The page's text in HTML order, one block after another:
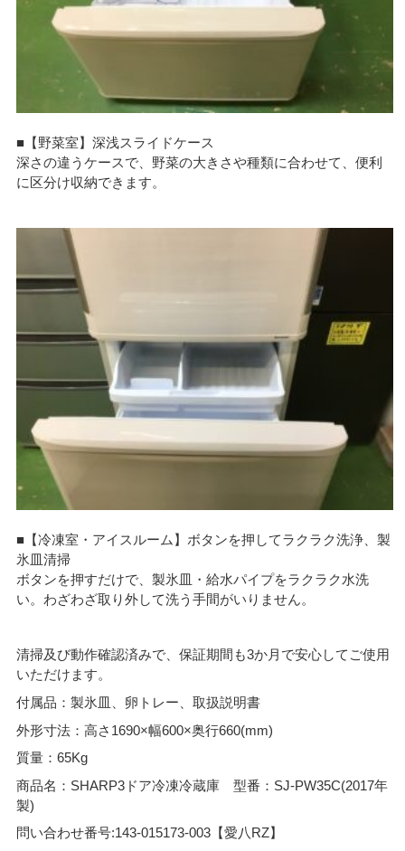
■【野菜室】深浅スライドケース
深さの違うケースで、野菜の大きさや種類に合わせて、便利
に区分け収納できます。
■【冷凍室・アイスルーム】ボタンを押してラクラク洗浄、製
氷皿清掃
ボタンを押すだけで、製氷皿・給水パイプをラクラク水洗
い。わざわざ取り外して洗う手間がいりません。
清掃及び動作確認済みで、保証期間も3か月で安心してご使用
いただけます。
付属品：製氷皿、卵トレー、取扱説明書
外形寸法：高さ1690×幅600×奥行660(mm)
質量：65Kg
商品名：SHARP3ドア冷凍冷蔵庫 型番：SJ-PW35C(2017年
製)
問い合わせ番号:143-015173-003【愛八RZ】